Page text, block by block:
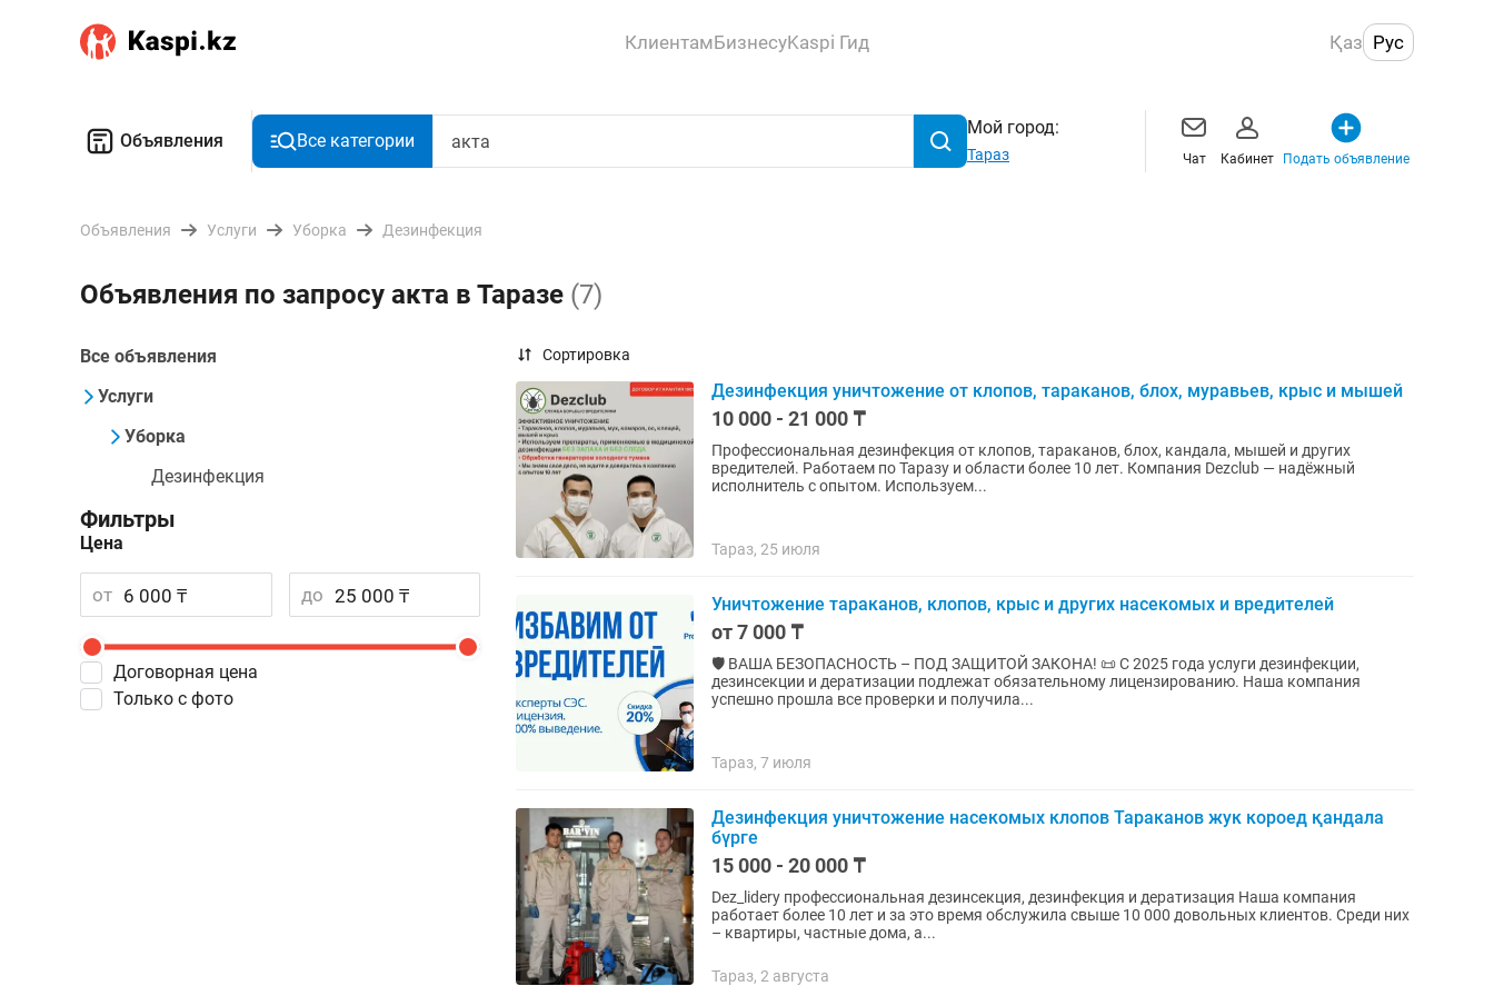
КлиентамБизнесуKaspi Гид Қаз Рус
Объявления Все категории
Мой город:
Тараз Чат Кабинет Подать объявление
Объявления Услуги Уборка Дезинфекция
Объявления по запросу акта в Таразе (7)
Все объявления
Услуги
Уборка
Дезинфекция
Фильтры
Цена
от до
Договорная цена
Только с фото
Сортировка
Дезинфекция уничтожение от клопов, тараканов, блох, муравьев, крыс и мышей
10 000 - 21 000 ₸
Профессиональная дезинфекция от клопов, тараканов, блох, кандала, мышей и других
вредителей. Работаем по Таразу и области более 10 лет. Компания Dezclub — надёжный
исполнитель с опытом. Используем...
Тараз, 25 июля
Уничтожение тараканов, клопов, крыс и других насекомых и вредителей
от 7 000 ₸
🛡 ВАША БЕЗОПАСНОСТЬ – ПОД ЗАЩИТОЙ ЗАКОНА! 📜 С 2025 года услуги дезинфекции,
дезинсекции и дератизации подлежат обязательному лицензированию. Наша компания
успешно прошла все проверки и получила...
Тараз, 7 июля
Дезинфекция уничтожение насекомых клопов Тараканов жук короед қандала
бүрге
15 000 - 20 000 ₸
Dez_lidery профессиональная дезинсекция, дезинфекция и дератизация Наша компания
работает более 10 лет и за это время обслужила свыше 10 000 довольных клиентов. Среди них
– квартиры, частные дома, а...
Тараз, 2 августа